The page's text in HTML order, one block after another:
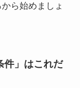
ら始めましょ
件」はこれだ